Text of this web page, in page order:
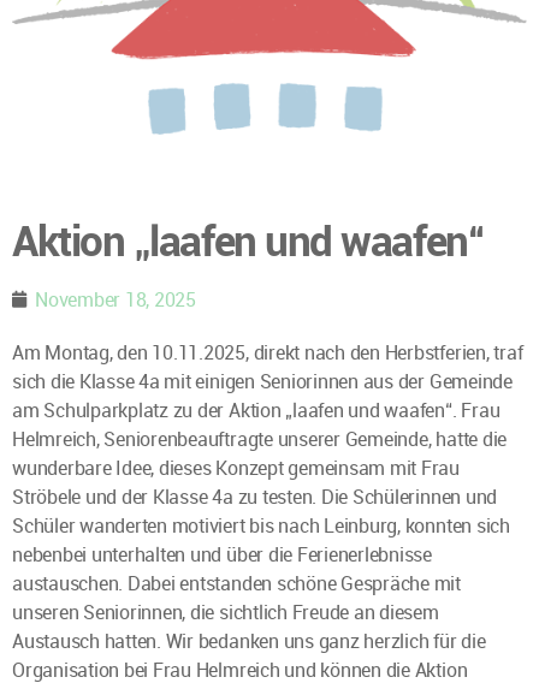
Aktion „laafen und waafen“
November 18, 2025
Am Montag, den 10.11.2025, direkt nach den Herbstferien, traf
sich die Klasse 4a mit einigen Seniorinnen aus der Gemeinde
am Schulparkplatz zu der Aktion „laafen und waafen“. Frau
Helmreich, Seniorenbeauftragte unserer Gemeinde, hatte die
wunderbare Idee, dieses Konzept gemeinsam mit Frau
Ströbele und der Klasse 4a zu testen. Die Schülerinnen und
Schüler wanderten motiviert bis nach Leinburg, konnten sich
nebenbei unterhalten und über die Ferienerlebnisse
austauschen. Dabei entstanden schöne Gespräche mit
unseren Seniorinnen, die sichtlich Freude an diesem
Austausch hatten. Wir bedanken uns ganz herzlich für die
Organisation bei Frau Helmreich und können die Aktion